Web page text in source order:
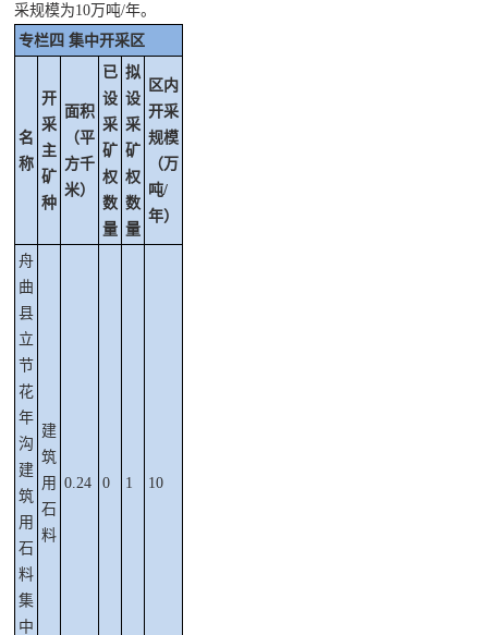
采规模为10 万吨/年。
专栏四 集中开采区
名
称
开
采
主
矿
种
面积
（平
方千
米）
已
设
采
矿
权
数
量
拟
设
采
矿
权
数
量
区内
开采
规模
（万
吨/
年）
舟
曲
县
立
节
花
年
沟
建
筑
用
石
料
集
中
建
筑
用
石
料
0.24 0 1 10